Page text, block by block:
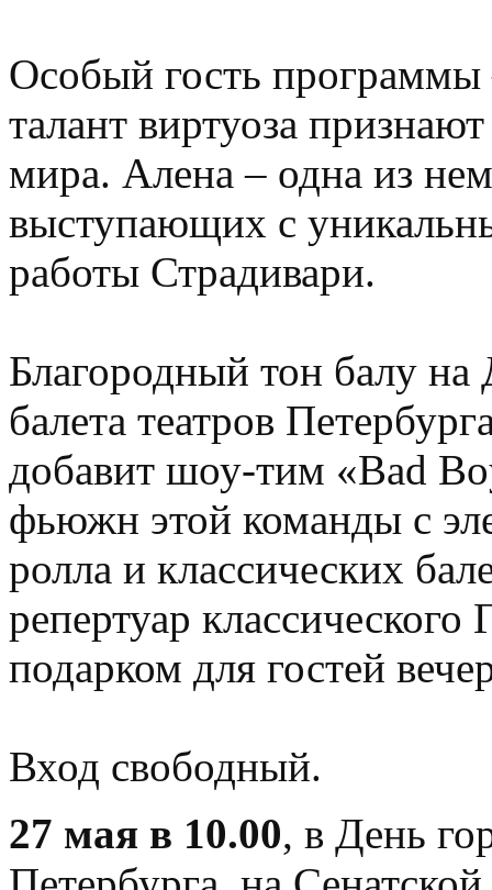
Особый гость программы
талант виртуоза
мира. Алена – одна из
выступающих с
работы Страдивари.
Благородный тон балу на
балета театров
добавит шоу-тим «Bad
фьюжн этой команды с
ролла и классических
репертуар
подарком для гостей
Вход свободный.
27 мая в 10.00, в День